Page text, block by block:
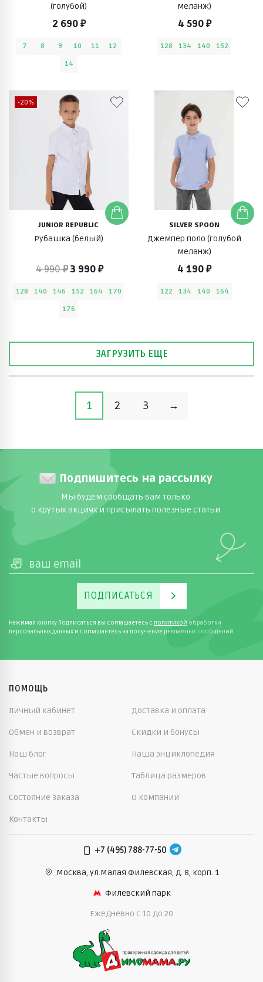
(голубой)
2 690 ₽
7 8 9 10 11
12
14
меланж)
4 590 ₽
128 134 140 152
-20%
JUNIOR REPUBLIC
Рубашка (белый)
4 990 ₽3 990 ₽
128 140 146 152 164
170
176
SILVER SPOON
Джемпер поло (голубой
меланж)
4 190 ₽
122 134 140 164
ЗАГРУЗИТЬ ЕЩЕ
1 2 3 →
Подпишитесь на рассылку
Мы будем сообщать вам только
о крутых акциях и присылать полезные статьи
ПОДПИСАТЬСЯ
Нажимая кнопку Подписаться вы соглашаетесь с политикой обработки
персональных данных и соглашаетесь на получение рекламных сообщений.
ПОМОЩЬ
Личный кабинет Доставка и оплата
Обмен и возврат Скидки и бонусы
Наш блог Наша энциклопедия
Частые вопросы Таблица размеров
Состояние заказа О компании
Контакты
+7 (495) 788-77-50
Москва, ул.Малая Филевская, д. 8, корп. 1
Филевский парк
Ежедневно c 10 до 20